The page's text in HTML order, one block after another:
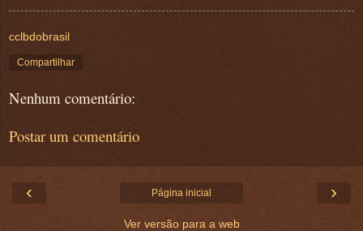
cclbdobrasil
Compartilhar
Nenhum comentário:
Postar um comentário
‹ ›
Página inicial
Ver versão para a web